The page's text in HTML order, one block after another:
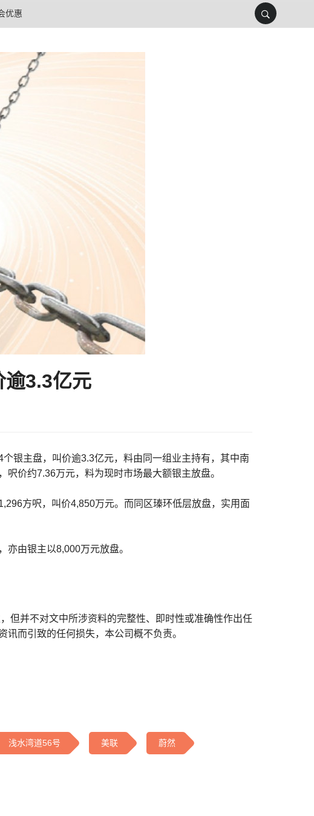
优惠
3.3亿元
银主盘，叫价逾3.3亿元，料由同一组业主持有，其中南
价约7.36万元，料为现时市场最大额银主放盘。
方呎，叫价4,850万元。而同区瑧环低层放盘，实用面
由银主以8,000万元放盘。
但并不对文中所涉资料的完整性、即时性或准确性作出任
而引致的任何损失，本公司概不负责。
浅水湾道56号 美联 蔚然